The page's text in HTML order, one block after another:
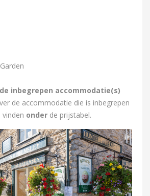
inbegrepen accommodatie(s)
de accommodatie die is inbegrepen
vinden onder de prijstabel.